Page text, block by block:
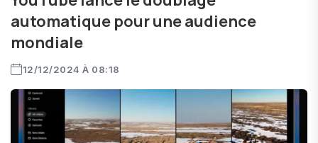
automatique pour une audience
mondiale
12/12/2024 À 08:18